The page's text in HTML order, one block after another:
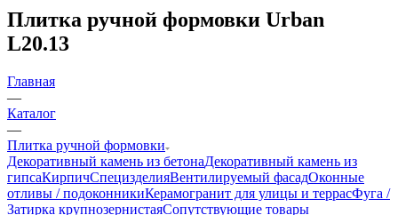
Плитка ручной формовки Urban
L20.13
Главная
—
Каталог
—
Плитка ручной формовки
Декоративный камень из бетонаДекоративный камень из
гипсаКирпичСпецизделияВентилируемый фасадОконные
отливы / подоконникиКерамогранит для улицы и террасФуга /
Затирка крупнозернистаяСопутствующие товары